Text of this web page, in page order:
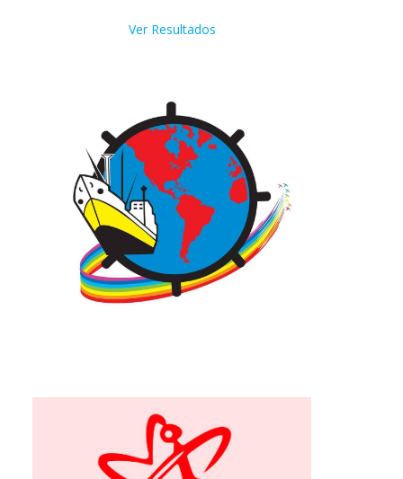
Ver Resultados